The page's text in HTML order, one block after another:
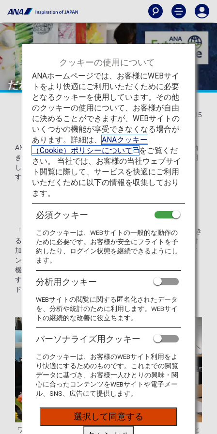
だれもが生き生きと活躍できる社会へ
2022/02/15
ANAは、「自閉症や知的障がいのある方がこれまでにない働
き方や過ごし方で社会との繋がりを可能とする」事業を展開
している「CROSS TEAM」の想いに共感し、応援していま
す。
「CROSS TEAM」とは
「CROSS TEAM」は、障がいのある方がもつ才能を発揮でき
る環境を整え、各分野の専門家（プロフェッショナル）の付
加価値を追加することで「共創」から生まれる多様なデザイ
ン、商品、サービスの開発を通じて、障がいのある方の働く
機会の創出や社会との関りを創造する活動を行なっていま
す。デザイン開発に携わる障がいのある方を「チャレンジ
ド・デザイナー」と呼んでいます。
ワークショップの様子（プロフェッショナル・デザイナーと
クッキーの使用について
ANAホームページでは、お客様にWEBサイ
トをより快適にご利用いただくために必要
となるクッキーを使用しています。その他
のクッキーの使用について、お客様が自由
に決めることができますが、WEBサイトの
いくつかの機能が享受できなくなる場合が
あります。詳細は、 ANAクッキー
（Cookie）ポリシーについて
をご覧くだ
さい。 当社では、お客様の当社ウェブサイ
ト閲覧に際して、サービスを快適にご利用
いただくために以下の情報を収集しており
ます。
必須クッキー
このクッキーは、WEBサイトの一般的な動作の
ために必要です。お客様が安全にフライトを予
約したり、ログイン状態を継続できるようにし
ます。
分析用クッキー
WEBサイトの閲覧に関する匿名化されたデータ
を、分析や統計のために利用します。WEBサイ
トの継続的な改善に役立ちます。
パーソナライズ用クッキー
このクッキーは、お客様のWEBサイト利用をよ
り快適にするためのものです。これまでの閲覧
データに基づき、お客様一人ひとりの興味・関
心に合ったコンテンツをWEBサイトや電子メー
ル、SNS、広告にて提供します。
選択して同意する